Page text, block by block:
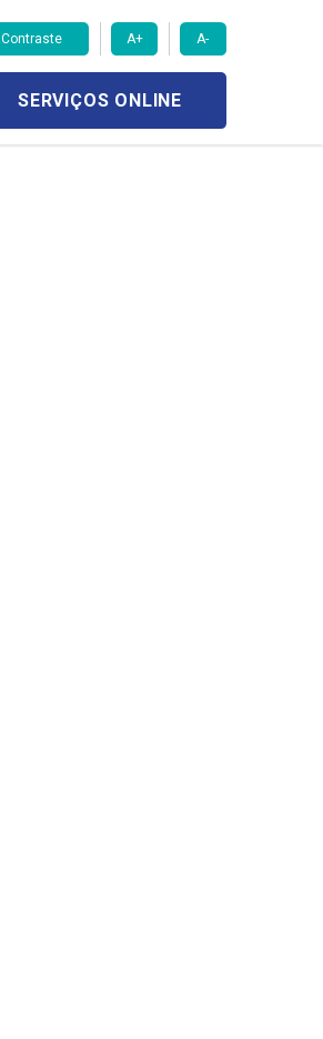
Contraste A+ A-
SERVIÇOS ONLINE